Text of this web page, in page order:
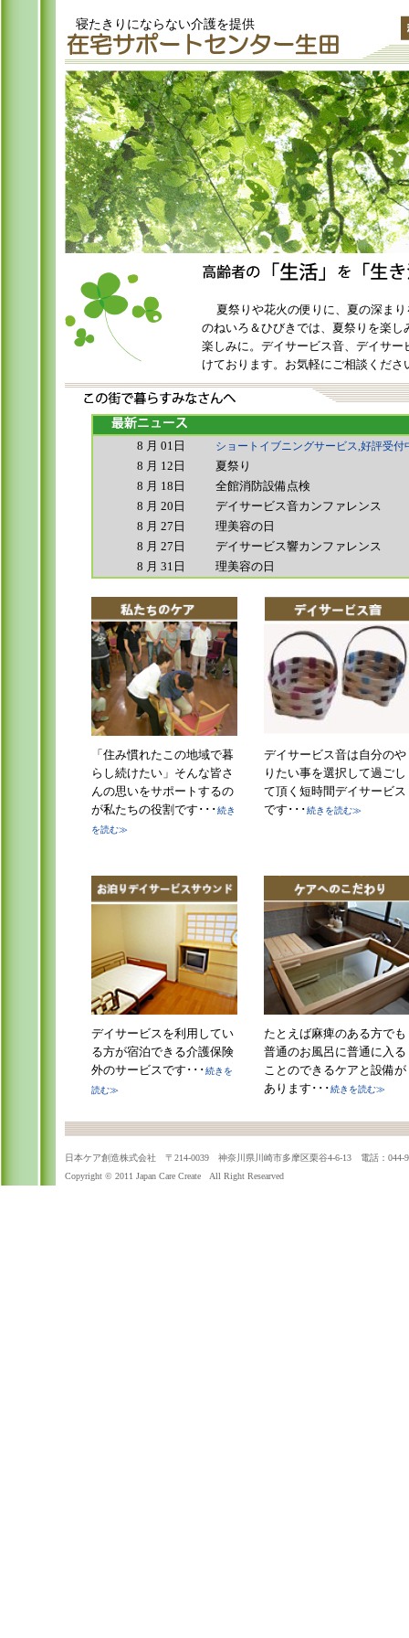
寝たきりにならない介護を提供
夏祭りや花火の便りに、夏の深まり
のねいろ＆ひびきでは、夏祭りを楽
楽しみに。デイサービス音、デイサ
けております。お気軽にご相談くださ
8 月 01日 ショートイブニングサービス,好評受
8 月 12日
夏祭り
8 月 18日
全館消防設備点検
8 月 20日
デイサービス音カンファレンス
8 月 27日
理美容の日
8 月 27日
デイサービス響カンファレンス
8 月 31日 理美容の日
「住み慣れたこの地域で暮
らし続けたい」そんな皆さ
んの思いをサポートするの
が私たちの役割です･･･続き
を読む≫
デイサービス音は自分のや
りたい事を選択して過ごし
て頂く短時間デイサービス
です･･･続きを読む≫
デイサービスを利用してい
る方が宿泊できる介護保険
外のサービスです･･･続きを
読む≫
たとえば麻痺のある方でも
普通のお風呂に普通に入る
ことのできるケアと設備が
あります･･･続きを読む≫
日本ケア創造株式会社 〒214-0039 神奈川県川崎市多摩区栗谷4-6-13 電話：044-
Copyright © 2011 Japan Care Create All Right Researved